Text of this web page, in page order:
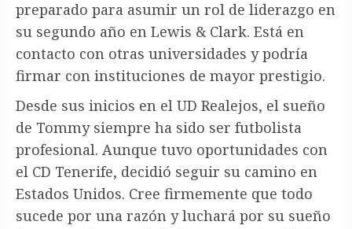
preparado para asumir un rol de liderazgo en
su segundo año en Lewis & Clark. Está en
contacto con otras universidades y podría
firmar con instituciones de mayor prestigio.
Desde sus inicios en el UD Realejos, el sueño
de Tommy siempre ha sido ser futbolista
profesional. Aunque tuvo oportunidades con
el CD Tenerife, decidió seguir su camino en
Estados Unidos. Cree firmemente que todo
sucede por una razón y luchará por su sueño